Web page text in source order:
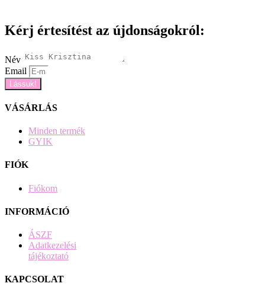
Kérj értesítést az újdonságokról:
Név
Email
Lássuk!
VÁSÁRLÁS
Minden termék
GYIK
FIÓK
Fiókom
INFORMÁCIÓ
ÁSZF
Adatkezelési
tájékoztató
KAPCSOLAT